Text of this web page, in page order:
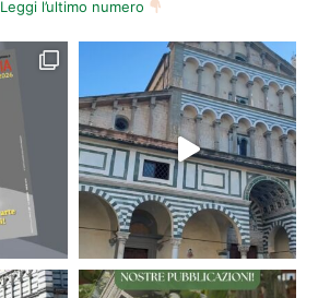
Leggi l’ultimo numero